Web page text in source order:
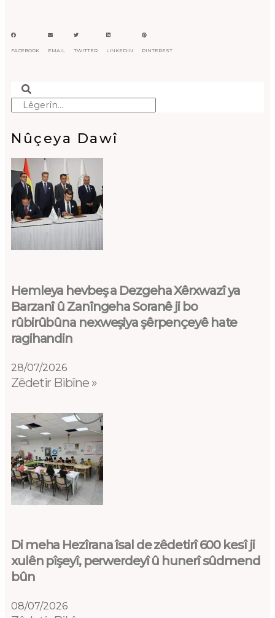
FACEBOOK EMAIL TWITTER LINKEDIN PINTEREST
SearchSearch
Nûçeya Dawî
Hemleya hevbeş a Dezgeha Xêrxwazî ya
Barzanî û Zanîngeha Soranê ji bo
rûbirûbûna nexweşiya şêrpençeyê hate
ragihandin
28/07/2026
Zêdetir Bibîne »
Di meha Hezîrana îsal de zêdetirî 600 kesî ji
xulên pîşeyî, perwerdeyî û hunerî sûdmend
bûn
08/07/2026